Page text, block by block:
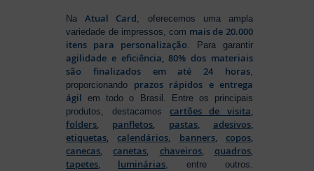
NaAtual Card , oferecemos uma ampla
variedade de impressos, com mais de 20.000
itens para personalização . Para garantir
agilidade e eficiência, 80% dos materiais
são finalizados em até 24 horas,
proporcionando prazos rápidos e entrega
ágil em todo o Brasil. Entre os principais
produtos, destacamos cartões de visita,
folders, panfletos, pastas, adesivos,
etiquetas,calendários, banners, copos,
canecas,canetas, chaveiros, quadros,
tapetes, luminárias , entre outros.